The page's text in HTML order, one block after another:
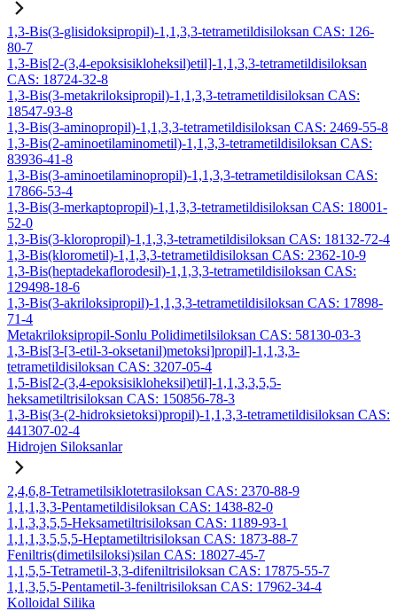
1,3-Bis(3-glisidoksipropil)-1,1,3,3-tetrametildisiloksan CAS: 126-
80-7
1,3-Bis[2-(3,4-epoksisikloheksil)etil]-1,1,3,3-tetrametildisiloksan
CAS: 18724-32-8
1,3-Bis(3-metakriloksipropil)-1,1,3,3-tetrametildisiloksan CAS:
18547-93-8
1,3-Bis(3-aminopropil)-1,1,3,3-tetrametildisiloksan CAS: 2469-55-8
1,3-Bis(2-aminoetilaminometil)-1,1,3,3-tetrametildisiloksan CAS:
83936-41-8
1,3-Bis(3-aminoetilaminopropil)-1,1,3,3-tetrametildisiloksan CAS:
17866-53-4
1,3-Bis(3-merkaptopropil)-1,1,3,3-tetrametildisiloksan CAS: 18001-
52-0
1,3-Bis(3-kloropropil)-1,1,3,3-tetrametildisiloksan CAS: 18132-72-4
1,3-Bis(klorometil)-1,1,3,3-tetrametildisiloksan CAS: 2362-10-9
1,3-Bis(heptadekaflorodesil)-1,1,3,3-tetrametildisiloksan CAS:
129498-18-6
1,3-Bis(3-akriloksipropil)-1,1,3,3-tetrametildisiloksan CAS: 17898-
71-4
Metakriloksipropil-Sonlu Polidimetilsiloksan CAS: 58130-03-3
1,3-Bis[3-[3-etil-3-oksetanil)metoksi]propil]-1,1,3,3-
tetrametildisiloksan CAS: 3207-05-4
1,5-Bis[2-(3,4-epoksisikloheksil)etil]-1,1,3,3,5,5-
heksametiltrisiloksan CAS: 150856-78-3
1,3-Bis(3-(2-hidroksietoksi)propil)-1,1,3,3-tetrametildisiloksan CAS:
441307-02-4
Hidrojen Siloksanlar
2,4,6,8-Tetrametilsiklotetrasiloksan CAS: 2370-88-9
1,1,1,3,3-Pentametildisiloksan CAS: 1438-82-0
1,1,3,3,5,5-Heksametiltrisiloksan CAS: 1189-93-1
1,1,1,3,5,5,5-Heptametiltrisiloksan CAS: 1873-88-7
Feniltris(dimetilsiloksi)silan CAS: 18027-45-7
1,1,5,5-Tetrametil-3,3-difeniltrisiloksan CAS: 17875-55-7
1,1,3,5,5-Pentametil-3-feniltrisiloksan CAS: 17962-34-4
Kolloidal Silika